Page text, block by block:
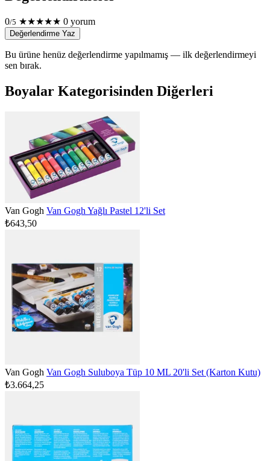
0/5 ★★★★★ 0 yorum
Değerlendirme Yaz
Bu ürüne henüz değerlendirme yapılmamış — ilk değerlendirmeyi
sen bırak.
Boyalar Kategorisinden Diğerleri
Van Gogh Van Gogh Yağlı Pastel 12'li Set
₺643,50
Van Gogh Van Gogh Suluboya Tüp 10 ML 20'li Set (Karton Kutu)
₺3.664,25